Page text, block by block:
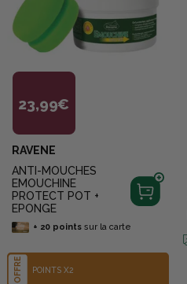
23,99€
RAVENE
ANTI-MOUCHES
EMOUCHINE
PROTECT POT +
EPONGE
+ 20pointssur la carte
OFFRE POINTS X2